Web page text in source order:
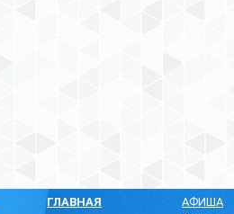
ГЛАВНАЯ
АФИША